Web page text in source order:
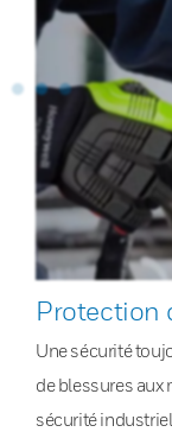
Protection
Une sécurité
de blessures aux
sécurité